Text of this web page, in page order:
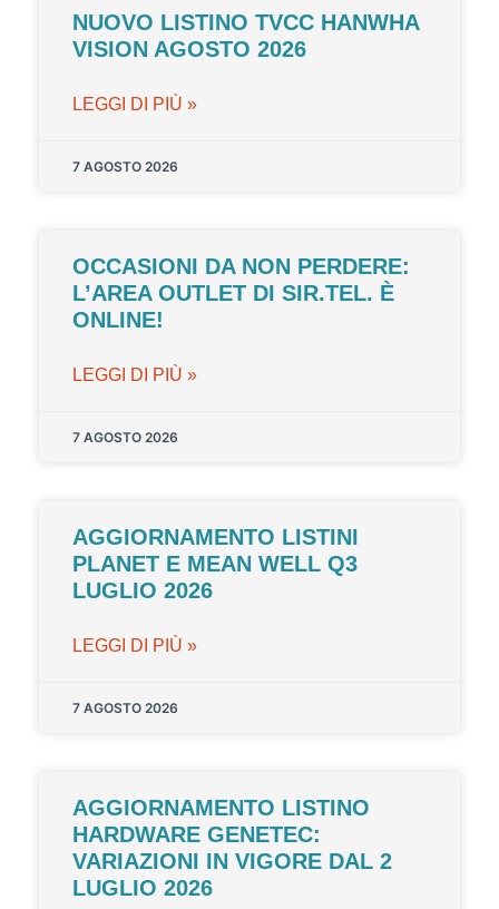
NUOVO LISTINO TVCC HANWHA
VISION AGOSTO 2026
LEGGI DI PIÙ »
7 AGOSTO 2026
OCCASIONI DA NON PERDERE:
L’AREA OUTLET DI SIR.TEL. È
ONLINE!
LEGGI DI PIÙ »
7 AGOSTO 2026
AGGIORNAMENTO LISTINI
PLANET E MEAN WELL Q3
LUGLIO 2026
LEGGI DI PIÙ »
7 AGOSTO 2026
AGGIORNAMENTO LISTINO
HARDWARE GENETEC:
VARIAZIONI IN VIGORE DAL 2
LUGLIO 2026